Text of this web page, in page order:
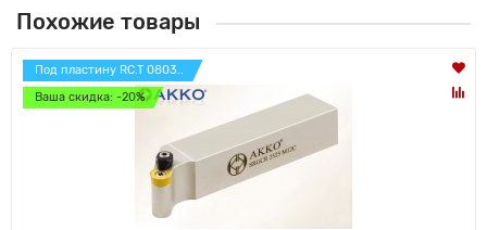
Похожие товары
Под пластину RC.T 0803..
Ваша скидка: -20%